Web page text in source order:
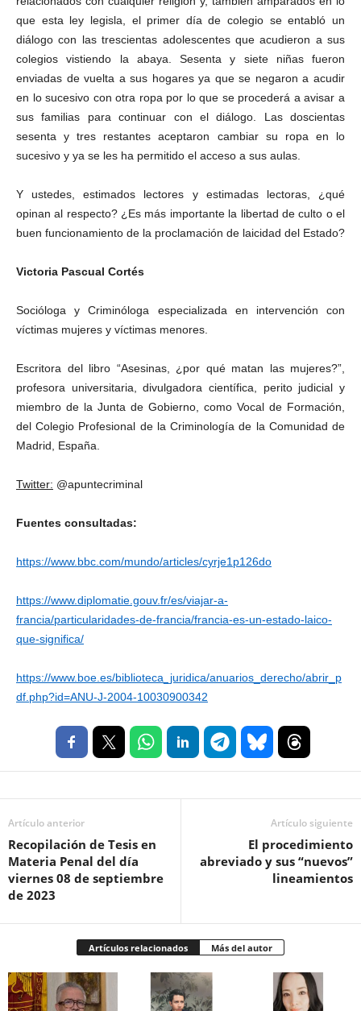
que esta ley legisla, el primer día de colegio se entabló un
diálogo con las trescientas adolescentes que acudieron a sus
colegios vistiendo la abaya. Sesenta y siete niñas fueron
enviadas de vuelta a sus hogares ya que se negaron a acudir
en lo sucesivo con otra ropa por lo que se procederá a avisar a
sus familias para continuar con el diálogo. Las doscientas
sesenta y tres restantes aceptaron cambiar su ropa en lo
sucesivo y ya se les ha permitido el acceso a sus aulas.
Y ustedes, estimados lectores y estimadas lectoras, ¿qué
opinan al respecto? ¿Es más importante la libertad de culto o el
buen funcionamiento de la proclamación de laicidad del Estado?
Victoria Pascual Cortés
Socióloga y Criminóloga especializada en intervención con
víctimas mujeres y víctimas menores.
Escritora del libro “Asesinas, ¿por qué matan las mujeres?”,
profesora universitaria, divulgadora científica, perito judicial y
miembro de la Junta de Gobierno, como Vocal de Formación,
del Colegio Profesional de la Criminología de la Comunidad de
Madrid, España.
Twitter: @apuntecriminal
Fuentes consultadas:
https://www.bbc.com/mundo/articles/cyrje1p126do
https://www.diplomatie.gouv.fr/es/viajar-a-
francia/particularidades-de-francia/francia-es-un-estado-laico-
que-significa/
https://www.boe.es/biblioteca_juridica/anuarios_derecho/abrir_p
df.php?id=ANU-J-2004-10030900342
Artículo anterior
Recopilación de Tesis en
Materia Penal del día
viernes 08 de septiembre
de 2023
Artículo siguiente
El procedimiento
abreviado y sus “nuevos”
lineamientos
Artículos relacionados Más del autor